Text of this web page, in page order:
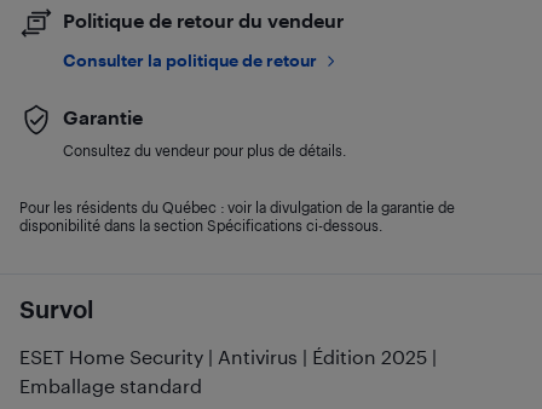
Survol
ESET Home Security | Antivirus | Édition 2025 |
Emballage standard
Politique de retour du vendeur
Consulter la politique de retour
Garantie
Consultez du vendeur pour plus de détails.
Pour les résidents du Québec : voir la divulgation de la garantie de
disponibilité dans la section Spécifications ci-dessous.